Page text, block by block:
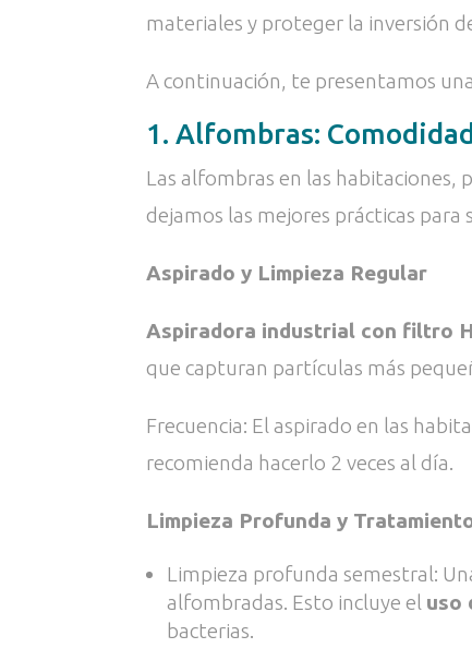
materiales y proteger la inversión
A continuación, te presentamos
1. Alfombras:
Las alfombras en las habitaciones,
dejamos las mejores prácticas para
Aspirado y Limpieza Regular
Aspiradora industrial con filtro
que capturan partículas más
Frecuencia: El aspirado en las
recomienda hacerlo 2 veces al día.
Limpieza Profunda y
Limpieza profunda semestral:
alfombradas. Esto incluye el uso
bacterias.